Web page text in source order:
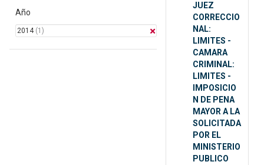
Año
2014(1)
JUEZ
CORRECCIO
NAL:
LIMITES -
CAMARA
CRIMINAL:
LIMITES -
IMPOSICIO
N DE PENA
MAYOR A LA
SOLICITADA
POR EL
MINISTERIO
PUBLICO